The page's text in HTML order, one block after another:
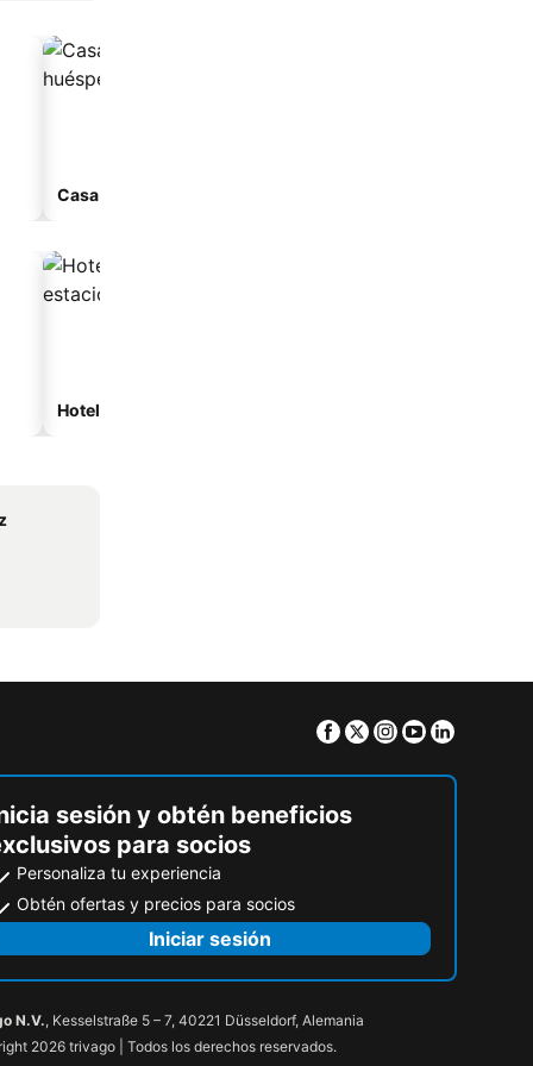
Casa de huéspedes
Hoteles con estacionamiento
Facebook
TwitterInstagram
Youtube
sesión y obtén beneficios
para socios
Personaliza tu experiencia
Obtén ofertas y precios para socios
Iniciar sesión
N.V., Kesselstraße 5 – 7, 40221 Düsseldorf, Alemania
2026 trivago | Todos los derechos reservados.